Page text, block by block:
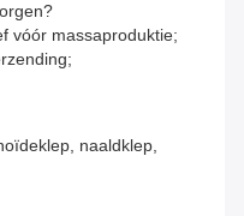
vóór massaproduktie;
naaldklep,